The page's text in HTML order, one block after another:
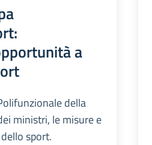
a
della
ministri, le misure e
sport.